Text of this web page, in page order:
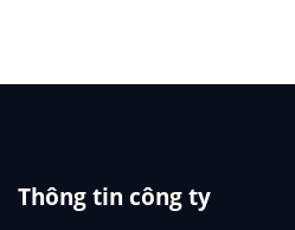
Thông tin công ty